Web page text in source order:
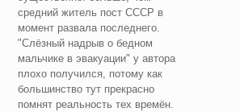
средний житель пост СССР в
момент развала последнего.
"Слёзный надрыв о бедном
мальчике в эвакуации" у автора
плохо получился, потому как
большинство тут прекрасно
помнят реальность тех времён.